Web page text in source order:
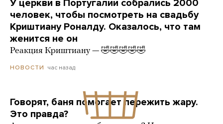
У церкви в Португалии собрались 2000
человек, чтобы посмотреть на свадьбу
Криштиану Роналду. Оказалось, что там
женится не он
Реакция Криштиану — 🤣🤣🤣🤣🤣
НОВОСТИ час назад
Говорят, баня помогает пережить жару.
Это правда?